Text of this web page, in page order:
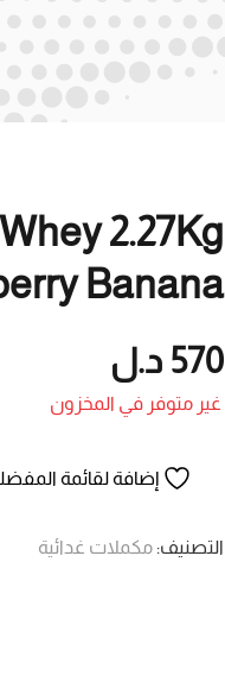
2.27Kg
Banana
570 د.ل
غير متوفر في المخزون
إضافة لقائمة
التصنيف: مكملات غدائية